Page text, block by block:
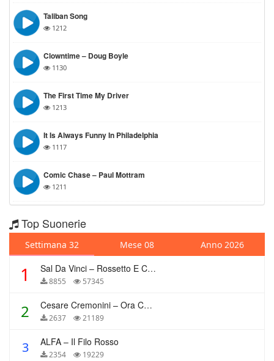
Taliban Song
1212
Clowntime – Doug Boyle
1130
The First Time My Driver
1213
It Is Always Funny In Philadelphia
1117
Comic Chase – Paul Mottram
1211
Top Suonerie
Settimana 32 Mese 08 Anno 2026
1 Sal Da Vinci – Rossetto E Caffè
8855 57345
2 Cesare Cremonini – Ora Che Non Ho Più Te
2637 21189
3 ALFA – Il Filo Rosso
2354 19229